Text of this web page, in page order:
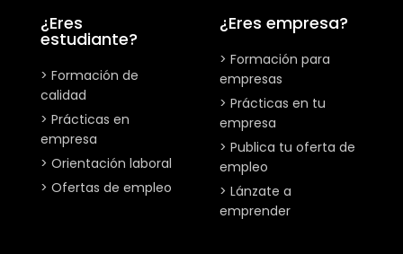
¿Eres
estudiante?
> Formación de
calidad
> Prácticas en
empresa
> Orientación laboral
> Ofertas de empleo
¿Eres empresa?
> Formación para
empresas
> Prácticas en tu
empresa
> Publica tu oferta de
empleo
> Lánzate a
emprender